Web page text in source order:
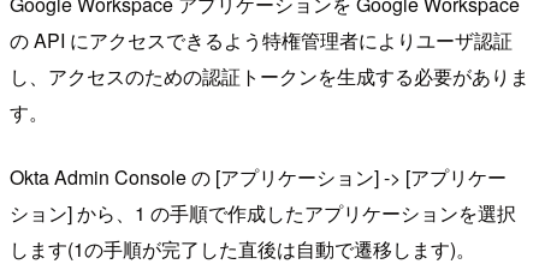
の API にアクセスできるよう特権管理者によりユーザ認証
し、アクセスのための認証トークンを生成する必要がありま
す。
Okta Admin Console の [アプリケーション] -> [アプリケー
ション] から、1 の手順で作成したアプリケーションを選択
します(1の手順が完了した直後は自動で遷移します)。